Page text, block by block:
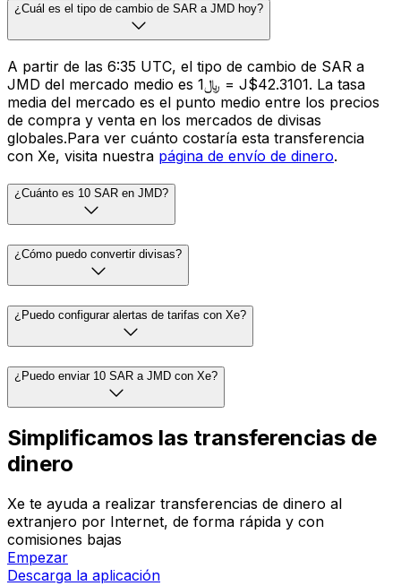
¿Cuál es el tipo de cambio de SAR a JMD hoy?
A partir de las 6:35 UTC, el tipo de cambio de SAR a
JMD del mercado medio es ﷼1 = J$42.3101. La tasa
media del mercado es el punto medio entre los precios
de compra y venta en los mercados de divisas
globales.Para ver cuánto costaría esta transferencia
con Xe, visita nuestra página de envío de dinero.
¿Cuánto es 10 SAR en JMD?
¿Cómo puedo convertir divisas?
¿Puedo configurar alertas de tarifas con Xe?
¿Puedo enviar 10 SAR a JMD con Xe?
Simplificamos las transferencias de
dinero
Xe te ayuda a realizar transferencias de dinero al
extranjero por Internet, de forma rápida y con
comisiones bajas
Empezar
Descarga la aplicación